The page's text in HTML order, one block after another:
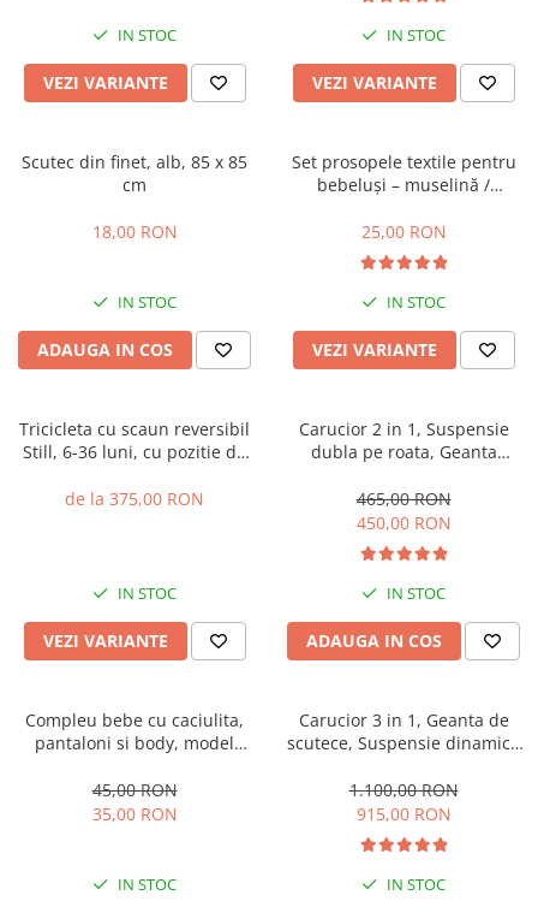
IN STOC
VEZI VARIANTE
IN STOC
VEZI VARIANTE
Scutec din finet, alb, 85 x 85
cm
18,00 RON
IN STOC
ADAUGA IN COS
Set prosopele textile pentru
bebeluși – muselină /
25,00 RON
IN STOC
VEZI VARIANTE
Tricicleta cu scaun reversibil
Still, 6-36 luni, cu pozitie de
plina
de la 375,00 RON
IN STOC
VEZI VARIANTE
Carucior 2 in 1, Suspensie
dubla pe roata, Geanta
Belecoo, turcoaz
465,00 RON
450,00 RON
IN STOC
ADAUGA IN COS
Compleu bebe cu caciulita,
pantaloni si body, model
45,00 RON
35,00 RON
IN STOC
Carucior 3 in 1, Geanta de
scutece, Suspensie dinamica
aluminiu
1.100,00 RON
915,00 RON
IN STOC